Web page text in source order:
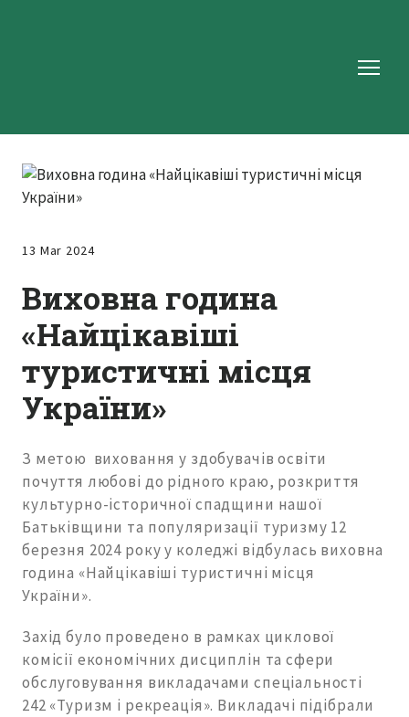
13 Mar 2024
Виховна година
«Найцікавіші
туристичні місця
України»
З метою виховання у здобувачів освіти
почуття любові до рідного краю, розкриття
культурно-історичної спадщини нашої
Батьківщини та популяризації туризму 12
березня 2024 року у коледжі відбулась виховна
година «Найцікавіші туристичні місця
України».
Захід було проведено в рамках циклової
комісії економічних дисциплін та сфери
обслуговування викладачами спеціальності
242 «Туризм і рекреація». Викладачі підібрали